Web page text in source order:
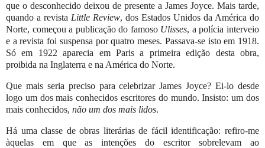
que o desconhecido deixou de presente a James Joyce. Mais tarde,
quando a revista Little Review, dos Estados Unidos da América do
Norte, começou a publicação do famoso Ulisses, a polícia interveio
e a revista foi suspensa por quatro meses. Passava-se isto em 1918.
Só em 1922 aparecia em Paris a primeira edição desta obra,
proibida na Inglaterra e na América do Norte.
Que mais seria preciso para celebrizar James Joyce? Ei-lo desde
logo um dos mais conhecidos escritores do mundo. Insisto: um dos
mais conhecidos, não um dos mais lidos.
Há uma classe de obras literárias de fácil identificação: refiro-me
àquelas em que as intenções do escritor sobrelevam ao